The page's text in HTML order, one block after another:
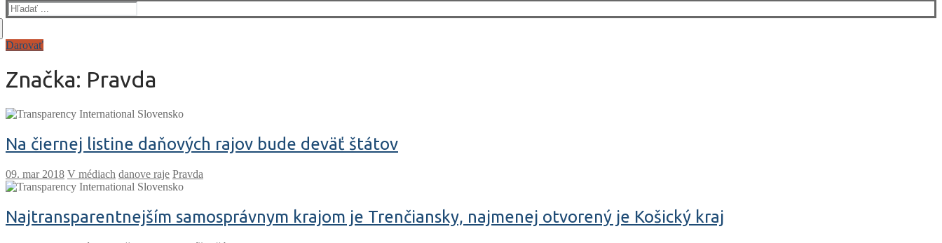
Hľadať:
Darovať
Značka: Pravda
Na čiernej listine daňových rajov bude deväť štátov
V médiach danove raje Pravda
Najtransparentnejším samosprávnym krajom je Trenčiansky, najmenej otvorený je Košický kraj